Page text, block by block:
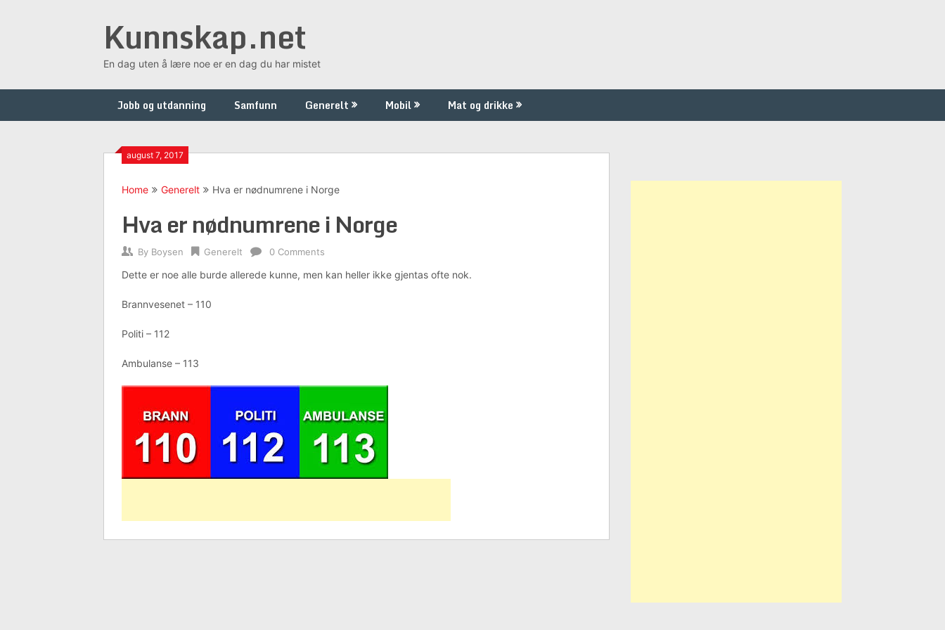
Kunnskap.net
En dag uten å lære noe er en dag du har mistet
Jobb og utdanning Samfunn Generelt Mobil Mat og drikke
august 7, 2017
Home Generelt Hva er nødnumrene i Norge
Hva er nødnumrene i Norge
By Boysen Generelt 0 Comments
Dette er noe alle burde allerede kunne, men kan heller ikke gjentas ofte nok.
Brannvesenet – 110
Politi – 112
Ambulanse – 113